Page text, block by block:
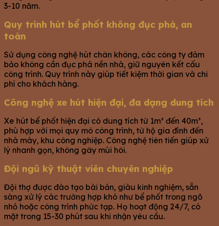
3-10 năm.
Quy trình hút bể phốt không đục phá, an
toàn
Sử dụng công nghệ hút chân không, các công ty đảm
bảo không cần đục phá nền nhà, giữ nguyên kết cấu
công trình. Quy trình này giúp tiết kiệm thời gian và chi
phí cho khách hàng.
Công nghệ xe hút hiện đại, đa dạng dung tích
Xe hút bể phốt hiện đại có dung tích từ 1m³ đến 40m³,
phù hợp với mọi quy mô công trình, từ hộ gia đình đến
nhà máy, khu công nghiệp. Công nghệ tiên tiến giúp xử
lý nhanh gọn, không gây mùi hôi.
Đội ngũ kỹ thuật viên chuyên nghiệp
Đội thợ được đào tạo bài bản, giàu kinh nghiệm, sẵn
sàng xử lý các trường hợp khó như bể phốt trong ngõ
nhỏ hoặc công trình phức tạp. Họ hoạt động 24/7, có
mặt trong 15-30 phút sau khi nhận yêu cầu.